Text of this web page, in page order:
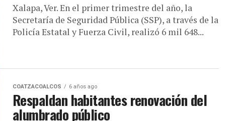
Xalapa, Ver. En el primer trimestre del año, la
Secretaría de Seguridad Pública (SSP), a través de la
Policía Estatal y Fuerza Civil, realizó 6 mil 648...
COATZACOALCOS 6 años ago
Respaldan habitantes renovación del
alumbrado público